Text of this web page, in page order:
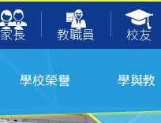
家長 教職員 校友
學校榮譽 學與教